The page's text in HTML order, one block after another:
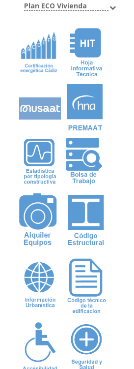
Plan ECO Vivienda